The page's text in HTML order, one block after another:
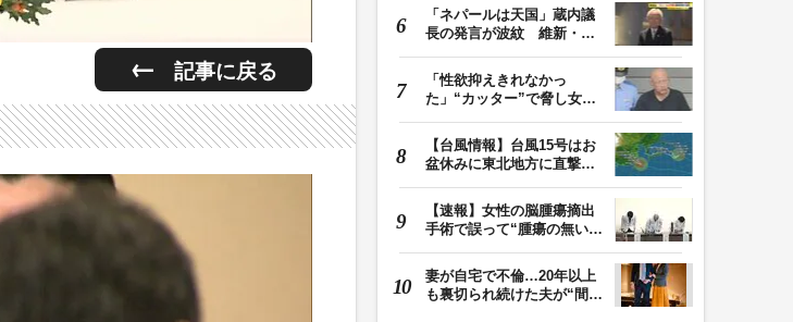
記事に戻る
「ネパールは天国」蔵内議
長の発言が波紋 維新・吉
「性欲抑えきれなかっ
た」“カッター”で脅し女子
【台風情報】台風15号はお
盆休みに東北地方に直撃す
【速報】女性の脳腫瘍摘出
手術で誤って“腫瘍の無い部
妻が自宅で不倫…20年以上
も裏切られ続けた夫が“間